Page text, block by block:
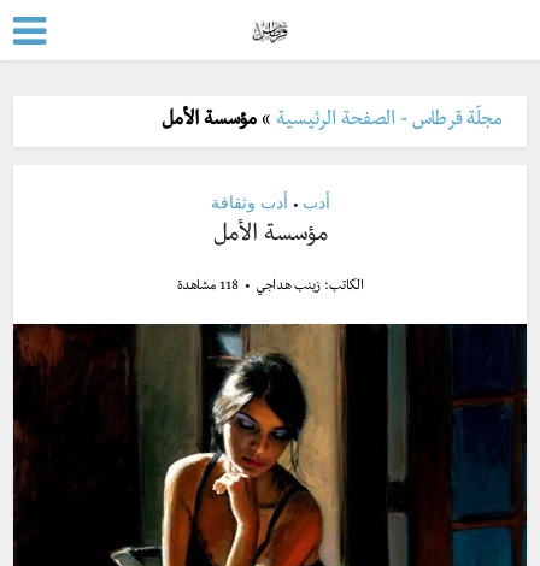
مجلّة قرطاس - الصفحة الرئيسية »مؤسسة الأمل
أدب • أدب وثقافة
مؤسسة الأمل
الكاتب:زينب هداجي 118 مشاهدة